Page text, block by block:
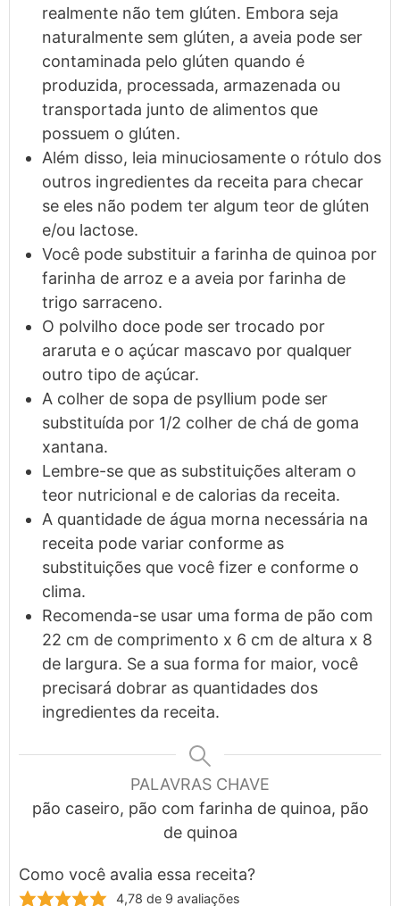
realmente não tem glúten. Embora seja
naturalmente sem glúten, a aveia pode ser
contaminada pelo glúten quando é
produzida, processada, armazenada ou
transportada junto de alimentos que
possuem o glúten.
Além disso, leia minuciosamente o rótulo dos
outros ingredientes da receita para checar
se eles não podem ter algum teor de glúten
e/ou lactose.
Você pode substituir a farinha de quinoa por
farinha de arroz e a aveia por farinha de
trigo sarraceno.
O polvilho doce pode ser trocado por
araruta e o açúcar mascavo por qualquer
outro tipo de açúcar.
A colher de sopa de psyllium pode ser
substituída por 1/2 colher de chá de goma
xantana.
Lembre-se que as substituições alteram o
teor nutricional e de calorias da receita.
A quantidade de água morna necessária na
receita pode variar conforme as
substituições que você fizer e conforme o
clima.
Recomenda-se usar uma forma de pão com
22 cm de comprimento x 6 cm de altura x 8
de largura. Se a sua forma for maior, você
precisará dobrar as quantidades dos
ingredientes da receita.
PALAVRAS CHAVE
pão caseiro, pão com farinha de quinoa, pão
de quinoa
Como você avalia essa receita?
4,78 de 9 avaliações